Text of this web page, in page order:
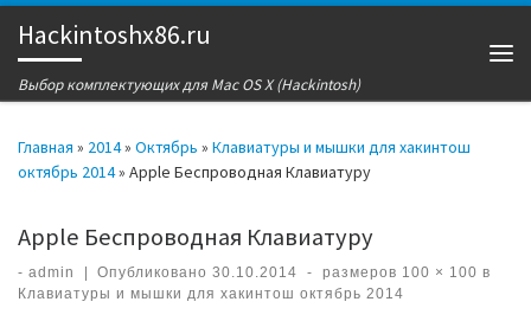
Перейти к содержимому
Hackintoshx86.ru
Выбор комплектующих для Mac OS X (Hackintosh)
Главная » 2014» Октябрь » Клавиатуры и мышки для хакинтош
октябрь 2014» Apple Беспроводная Клавиатуру
Apple Беспроводная Клавиатуру
- admin Опубликовано30.10.2014 - размеров 100 × 100 в
Клавиатуры и мышки для хакинтош октябрь 2014